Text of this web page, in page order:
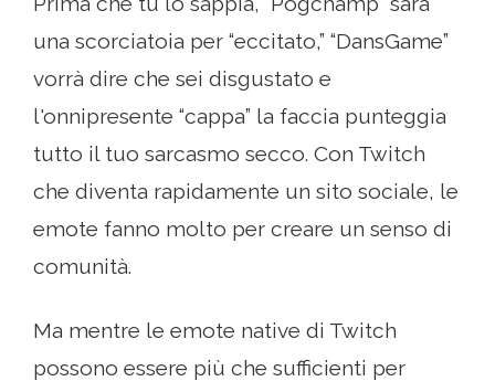
una scorciatoia per “eccitato,” “DansGame”
vorrà dire che sei disgustato e
l'onnipresente “cappa” la faccia punteggia
tutto il tuo sarcasmo secco. Con Twitch
che diventa rapidamente un sito sociale, le
emote fanno molto per creare un senso di
comunità.
Ma mentre le emote native di Twitch
possono essere più che sufficienti per